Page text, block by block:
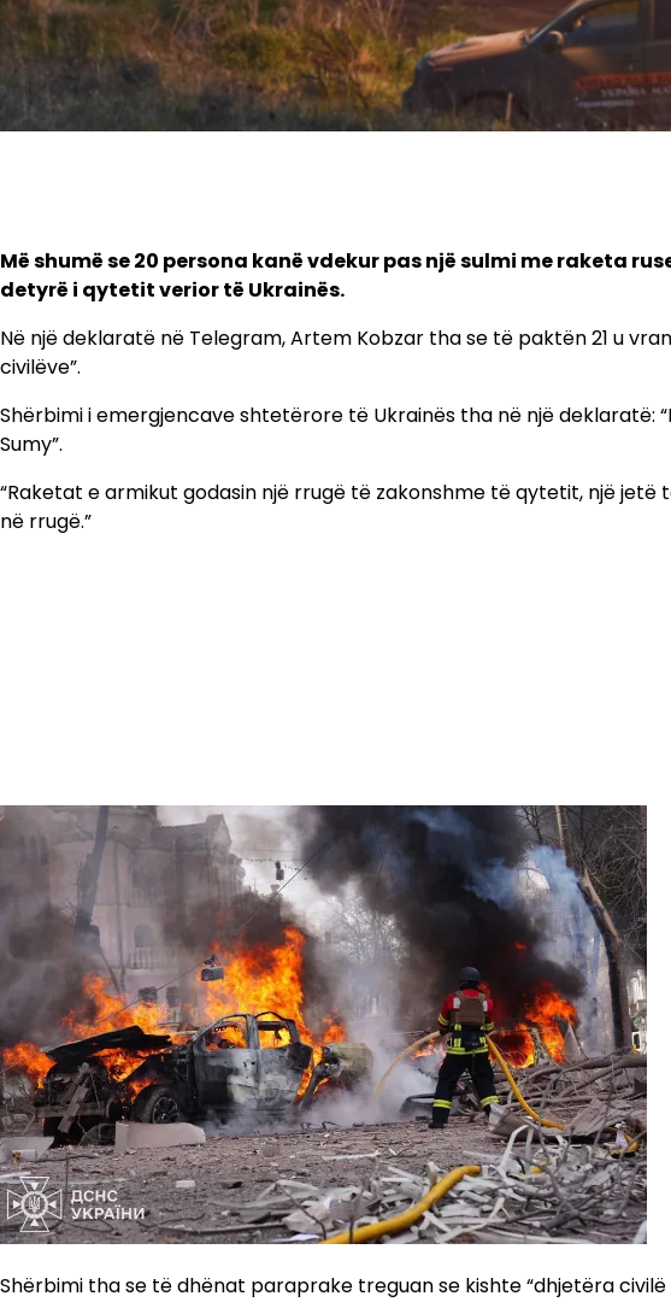
Më shumë se 20 persona kanë vdekur pas një sulmi me raketa
detyrë i qytetit verior të Ukrainës.
Në një deklaratë në Telegram, Artem Kobzar tha se të paktën 21 u
civilëve”.
Shërbimi i emergjencave shtetërore të Ukrainës tha në një deklaratë:
Sumy”.
“Raketat e armikut godasin një rrugë të zakonshme të qytetit, një
në rrugë.”
Shërbimi tha se të dhënat paraprake treguan se kishte “dhjetëra